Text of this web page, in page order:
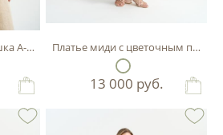
А-силуэтаПлатье миди с цветочным
13 000 руб.